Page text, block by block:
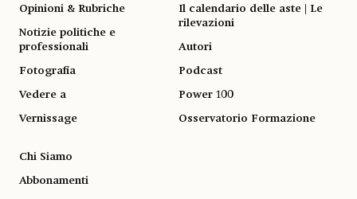
Opinioni & Rubriche
Notizie politiche e
professionali
Fotografia
Vedere a
Vernissage
Il calendario delle aste | Le
rilevazioni
Autori
Podcast
Power 100
Osservatorio Formazione
Chi Siamo
Abbonamenti